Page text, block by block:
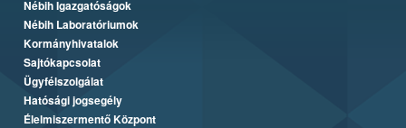
Nébih Igazgatóságok
Nébih Laboratóriumok
Kormányhivatalok
Sajtókapcsolat
Ügyfélszolgálat
Hatósági jogsegély
Élelmiszermentő Központ